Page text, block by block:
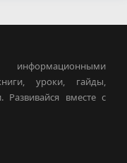
информационными
уроки, гайды,
Развивайся вместе с